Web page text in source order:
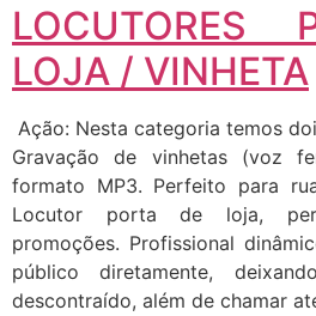
LOCUTORES
LOJA / VINHETA
Ação: Nesta categoria temos
Gravação de vinhetas (voz
formato MP3. Perfeito para
Locutor porta de loja,
promoções. Profissional
público diretamente,
descontraído, além de chamar